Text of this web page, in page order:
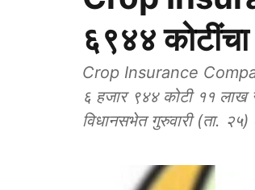
६९४४
Crop Insurance
६ हजार ९४४ कोटी ११ लाख
विधानसभेत गुरुवारी (ता. २५)